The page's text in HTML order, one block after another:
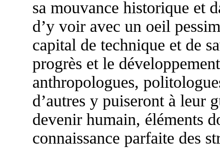
sa mouvance historique et
d’y voir avec un oeil
capital de technique et de
progrès et le
anthropologues,
d’autres y puiseront à leur
devenir humain, éléments
connaissance parfaite des